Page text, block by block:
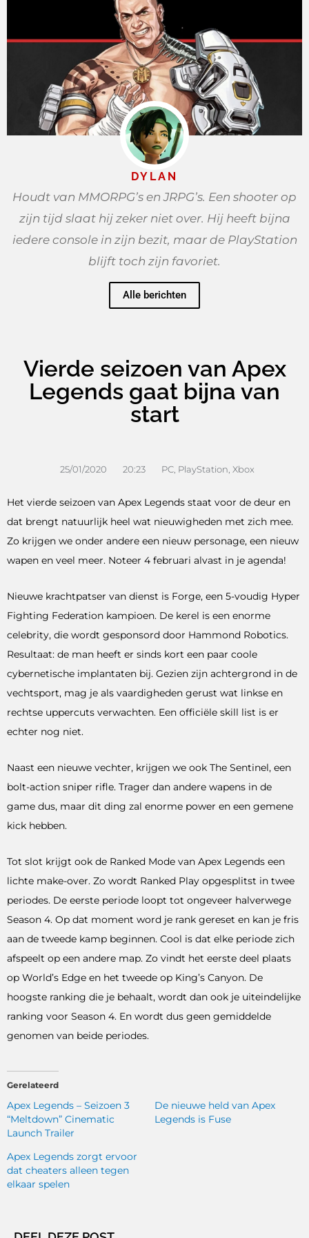
DYLAN
Houdt van MMORPG’s en JRPG’s. Een shooter op
zijn tijd slaat hij zeker niet over. Hij heeft bijna
iedere console in zijn bezit, maar de PlayStation
blijft toch zijn favoriet.
Alle berichten
Vierde seizoen van Apex
Legends gaat bijna van
start
25/01/2020 20:23 PC PlayStation Xbox
Het vierde seizoen van Apex Legends staat voor de deur en
dat brengt natuurlijk heel wat nieuwigheden met zich mee.
Zo krijgen we onder andere een nieuw personage, een nieuw
wapen en veel meer. Noteer 4 februari alvast in je agenda!
Nieuwe krachtpatser van dienst is Forge, een 5-voudig Hyper
Fighting Federation kampioen. De kerel is een enorme
celebrity, die wordt gesponsord door Hammond Robotics.
Resultaat: de man heeft er sinds kort een paar coole
cybernetische implantaten bij. Gezien zijn achtergrond in de
vechtsport, mag je als vaardigheden gerust wat linkse en
rechtse uppercuts verwachten. Een officiële skill list is er
echter nog niet.
Naast een nieuwe vechter, krijgen we ook The Sentinel, een
bolt-action sniper rifle. Trager dan andere wapens in de
game dus, maar dit ding zal enorme power en een gemene
kick hebben.
Tot slot krijgt ook de Ranked Mode van Apex Legends een
lichte make-over. Zo wordt Ranked Play opgesplitst in twee
periodes. De eerste periode loopt tot ongeveer halverwege
Season 4. Op dat moment word je rank gereset en kan je fris
aan de tweede kamp beginnen. Cool is dat elke periode zich
afspeelt op een andere map. Zo vindt het eerste deel plaats
op World’s Edge en het tweede op King’s Canyon. De
hoogste ranking die je behaalt, wordt dan ook je uiteindelijke
ranking voor Season 4. En wordt dus geen gemiddelde
genomen van beide periodes.
Gerelateerd
Apex Legends – Seizoen 3
“Meltdown” Cinematic
Launch Trailer
De nieuwe held van Apex
Legends is Fuse
Apex Legends zorgt ervoor
dat cheaters alleen tegen
elkaar spelen